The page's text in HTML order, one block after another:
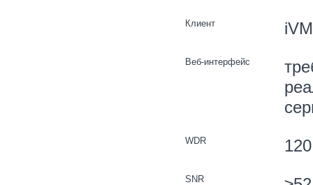
Клиент
Веб-интерфейс
WDR
SNR